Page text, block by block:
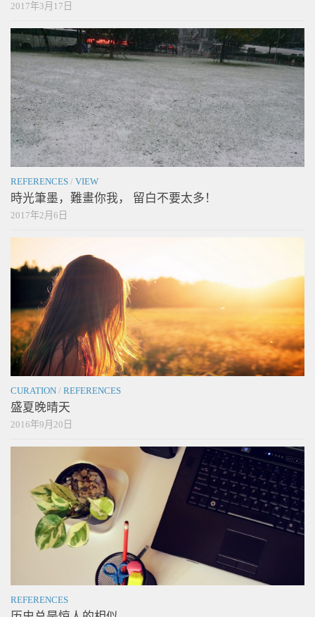
2017年3月17日
REFERENCES / VIEW
時光筆墨，難畫你我， 留白不要太多！
2017年2月6日
CURATION / REFERENCES
盛夏晚晴天
2016年9月20日
REFERENCES